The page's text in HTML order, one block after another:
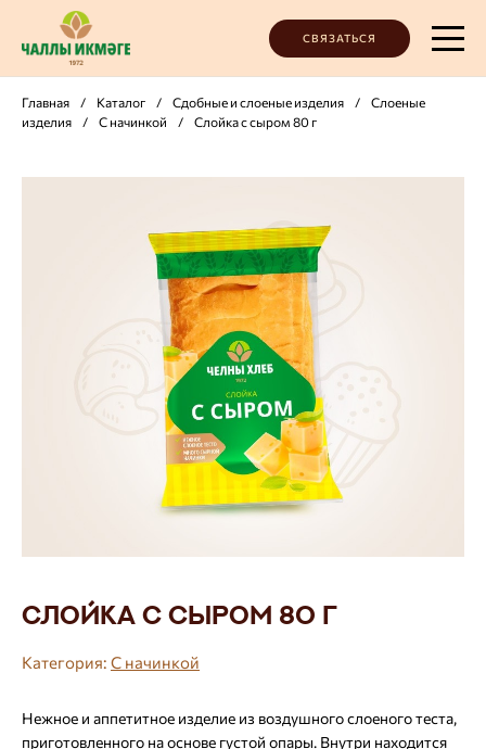
СВЯЗАТЬСЯ
Главная / Каталог / Сдобные и слоеные изделия /
Слоеные
изделия
/ С начинкой / Слойка с сыром 80 г
Слойка с сыром 80 г
Категория: С начинкой
Нежное и аппетитное изделие из воздушного слоеного теста,
приготовленного на основе густой опары. Внутри находится